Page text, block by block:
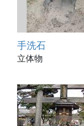
手洗石
立体物